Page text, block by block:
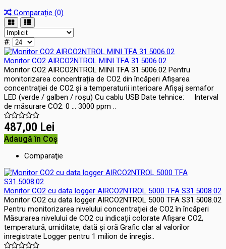
Comparație (0)
#:
Monitor CO2 AIRCO2NTROL MINI TFA 31.5006.02
Monitor CO2 AIRCO2NTROL MINI TFA 31.5006.02 Pentru
monitorizarea concentrația de CO2 din încăperi Afișarea
concentrației de CO2 și a temperaturii interioare Afișaj semafor
LED (verde / galben / roșu) Cu cablu USB Date tehnice: Interval
de măsurare CO2: 0 ... 3000 ppm ..
487,00 Lei
Adaugă în Coş
Comparaţie
Monitor CO2 cu data logger AIRCO2NTROL 5000 TFA S31.5008.02
Monitor CO2 cu data logger AIRCO2NTROL 5000 TFA S31.5008.02
Pentru monitorizarea nivelului concentrației de CO2 în încăperi
Măsurarea nivelului de CO2 cu indicații colorate Afișare CO2,
temperatură, umiditate, dată și oră Grafic clar al valorilor
inregistrate Logger pentru 1 milion de înregis..